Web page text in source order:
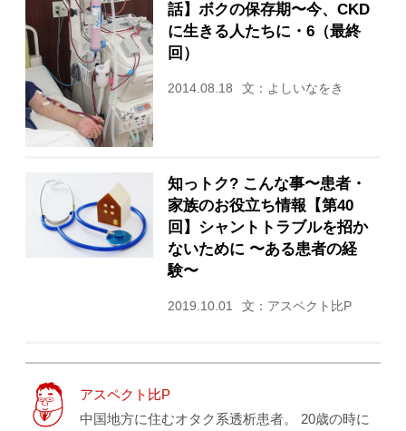
話】ボクの保存期〜今、CKD
に生きる人たちに・6（最終
回）
2014.08.18 文：よしいなをき
知っトク? こんな事〜患者・
家族のお役立ち情報【第40
回】シャントトラブルを招か
ないために 〜ある患者の経
験〜
2019.10.01 文：アスペクト比P
アスペクト比P
中国地方に住むオタク系透析患者。 20歳の時に